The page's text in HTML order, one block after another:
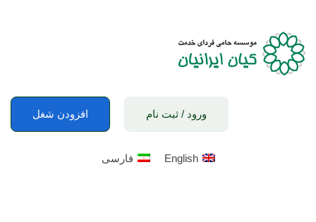
ورود / ثبت نام افزودن شغل
English فارسی